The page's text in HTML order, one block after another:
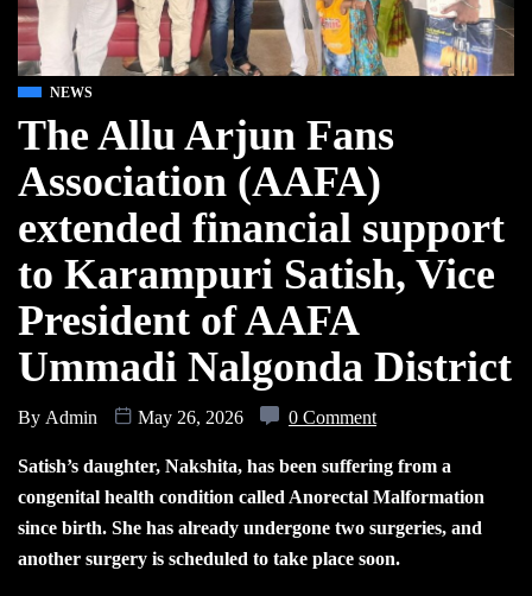
NEWS
The Allu Arjun Fans
Association (AAFA)
extended financial support
to Karampuri Satish, Vice
President of AAFA
Ummadi Nalgonda District
By Admin May 26, 2026 0 Comment
Satish’s daughter, Nakshita, has been suffering from a
congenital health condition called Anorectal Malformation
since birth. She has already undergone two surgeries, and
another surgery is scheduled to take place soon.